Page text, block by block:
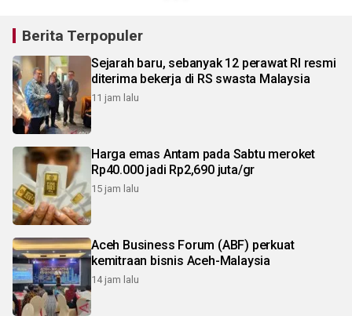
Berita Terpopuler
Sejarah baru, sebanyak 12 perawat RI resmi
diterima bekerja di RS swasta Malaysia
11 jam lalu
Harga emas Antam pada Sabtu meroket
Rp40.000 jadi Rp2,690 juta/gr
15 jam lalu
Aceh Business Forum (ABF) perkuat
kemitraan bisnis Aceh-Malaysia
14 jam lalu